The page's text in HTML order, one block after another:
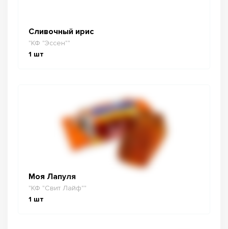
Сливочный ирис
"КФ "Эссен""
1 шт
Моя Лапуля
"КФ "Свит Лайф""
1 шт